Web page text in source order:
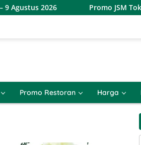
2026 Promo JSM Toko
Promo Restoran Harga